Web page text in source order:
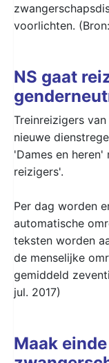
voorlichten.
NS gaat
Treinreizigers
nieuwe
'Dames en
reizigers'.
Per dag worden
automatische
teksten worden
de menselijke
gemiddeld
jul. 2017)
Maak